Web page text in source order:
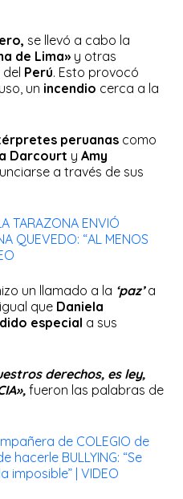
se llevó a cabo la
de Lima» y otras
Perú. Esto provocó
un incendio cerca a la
peruanas como
Darcourt yAmy
a través de sus
TARAZONA ENVIÓ
QUEVEDO: “AL MENOS
un llamado a la ‘paz’a
que Daniela
especial a sus
derechos, es ley,
fueron las palabras de
de COLEGIO de
hacerle BULLYING: “Se
imposible” | VIDEO